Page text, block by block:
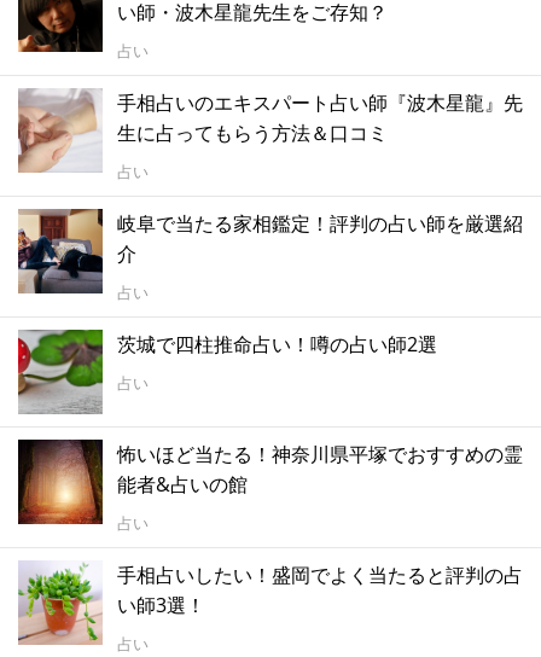
い師・波木星龍先生をご存知？
占い
手相占いのエキスパート占い師『波木星龍』先
生に占ってもらう方法＆口コミ
占い
岐阜で当たる家相鑑定！評判の占い師を厳選紹
介
占い
茨城で四柱推命占い！噂の占い師2選
占い
怖いほど当たる！神奈川県平塚でおすすめの霊
能者&占いの館
占い
手相占いしたい！盛岡でよく当たると評判の占
い師3選！
占い